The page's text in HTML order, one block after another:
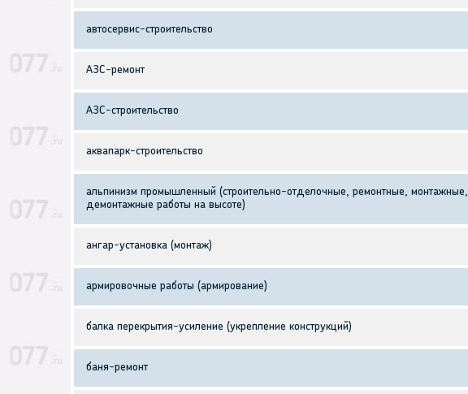
автосервис-строительство
АЗС-ремонт
АЗС-строительство
аквапарк-строительство
альпинизм промышленный (строительно-отделочные, ремонтные, монтажные,
демонтажные работы на высоте)
ангар-установка (монтаж)
армировочные работы (армирование)
балка перекрытия-усиление (укрепление конструкций)
баня-ремонт